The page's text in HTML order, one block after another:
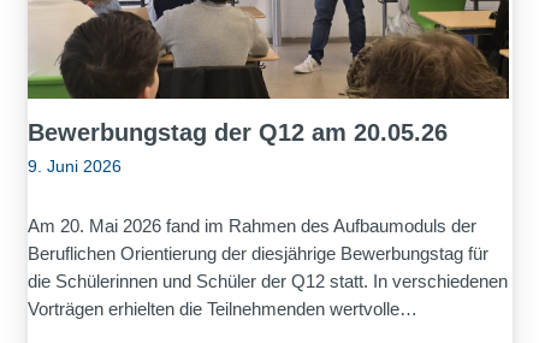
Bewerbungstag der Q12 am 20.05.26
9. Juni 2026
Am 20. Mai 2026 fand im Rahmen des Aufbaumoduls der
Beruflichen Orientierung der diesjährige Bewerbungstag für
die Schülerinnen und Schüler der Q12 statt. In verschiedenen
Vorträgen erhielten die Teilnehmenden wertvolle…